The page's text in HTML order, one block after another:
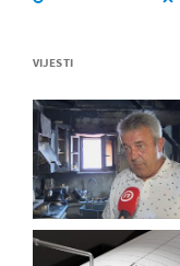
VIJESTI